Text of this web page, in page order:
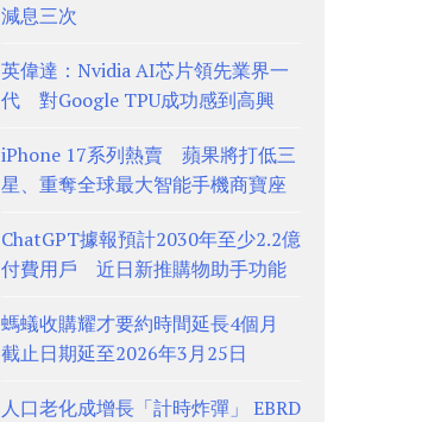
減息三次
英偉達：Nvidia AI芯片領先業界一
代 對Google TPU成功感到高興
iPhone 17系列熱賣 蘋果將打低三
星、重奪全球最大智能手機商寶座
ChatGPT據報預計2030年至少2.2億
付費用戶 近日新推購物助手功能
螞蟻收購耀才要約時間延長4個月
截止日期延至2026年3月25日
人口老化成增長「計時炸彈」 EBRD